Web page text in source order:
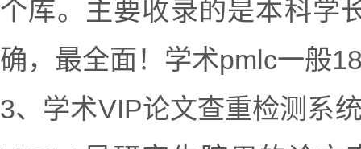
个库。主要收录的是本科学
确，最全面！学术pmlc一般
3、学术VIP论文查重检测系